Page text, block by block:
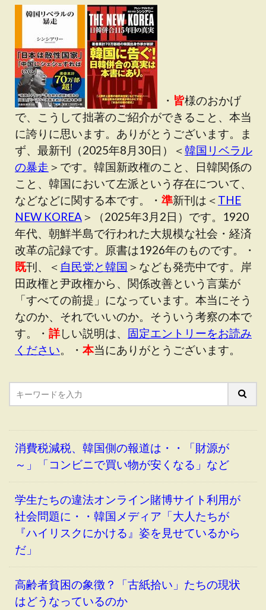
・ 皆様のおかげ
で、こうして拙著のご紹介ができること、本当
に誇りに思います。ありがとうございます。ま
ず、最新刊（2025年8月30日）＜韓国リベラル
の暴走 ＞です。韓国新政権のこと、日韓関係の
こと、韓国において左派という存在について、
などなどに関する本です。・ 準新刊は＜ THE
NEW KOREA＞（2025年3月2日）です。1920
年代、朝鮮半島で行われた大規模な社会・経済
改革の記録です。原書は1926年のものです。・
既刊、＜ 自民党と韓国 ＞なども発売中です。岸
田政権と尹政権から、関係改善という言葉が
「すべての前提」になっています。本当にそう
なのか、それでいいのか。そういう考察の本で
す。・ 詳しい説明は、 固定エントリーをお読み
ください。・ 本当にありがとうございます。
消費税減税、韓国側の報道は・・「財源が
～」「コンビニで買い物が安くなる」など
学生たちの違法オンライン賭博サイト利用が
社会問題に・・韓国メディア「大人たちが
『ハイリスクにかける』姿を見せているから
だ」
高齢者貧困の象徴？「古紙拾い」たちの現状
はどうなっているのか